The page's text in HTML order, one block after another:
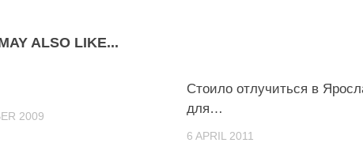
ALSO LIKE...
2009
Стоило отлучиться в
для…
6 APRIL 2011